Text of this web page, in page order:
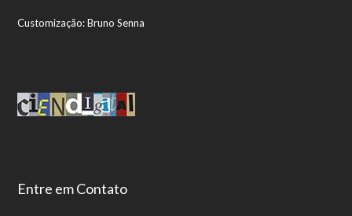
Customização:Bruno Senna
Entre em Contato